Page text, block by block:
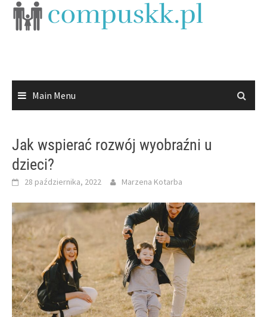
Skip
Main Menu
Jak wspierać rozwój wyobraźni u
dzieci?
28 października, 2022 Marzena Kotarba